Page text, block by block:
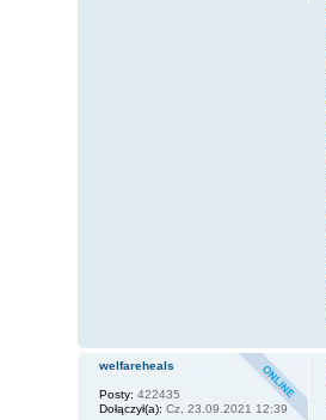
welfareheals
Posty: 422435
Dołączył(a): Cz, 23.09.2021 12:39